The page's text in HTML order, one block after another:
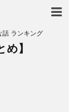
話 ランキング
】